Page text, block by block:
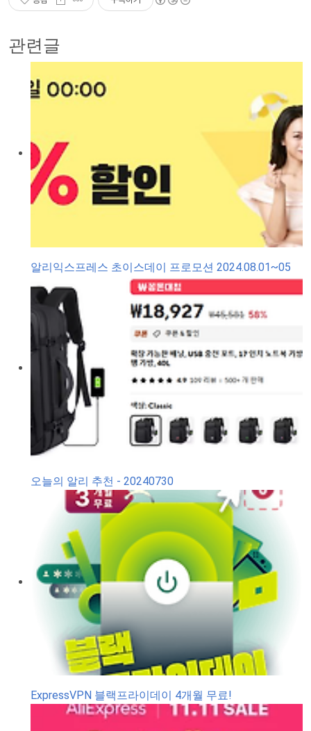
관련글
알리익스프레스 초이스데이 프로모션 2024.08.01~05
오늘의 알리 추천 - 20240730
ExpressVPN 블랙프라이데이 4개월 무료!